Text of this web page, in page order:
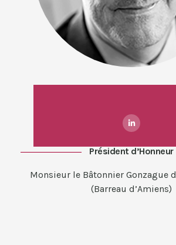
Président d’Honneur
Monsieur le Bâtonnier Gonzague
(Barreau d’Amiens)